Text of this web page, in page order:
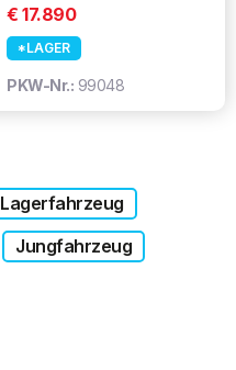
€ 17.890
*LAGER
PKW-Nr.: 99048
Lagerfahrzeug
Jungfahrzeug